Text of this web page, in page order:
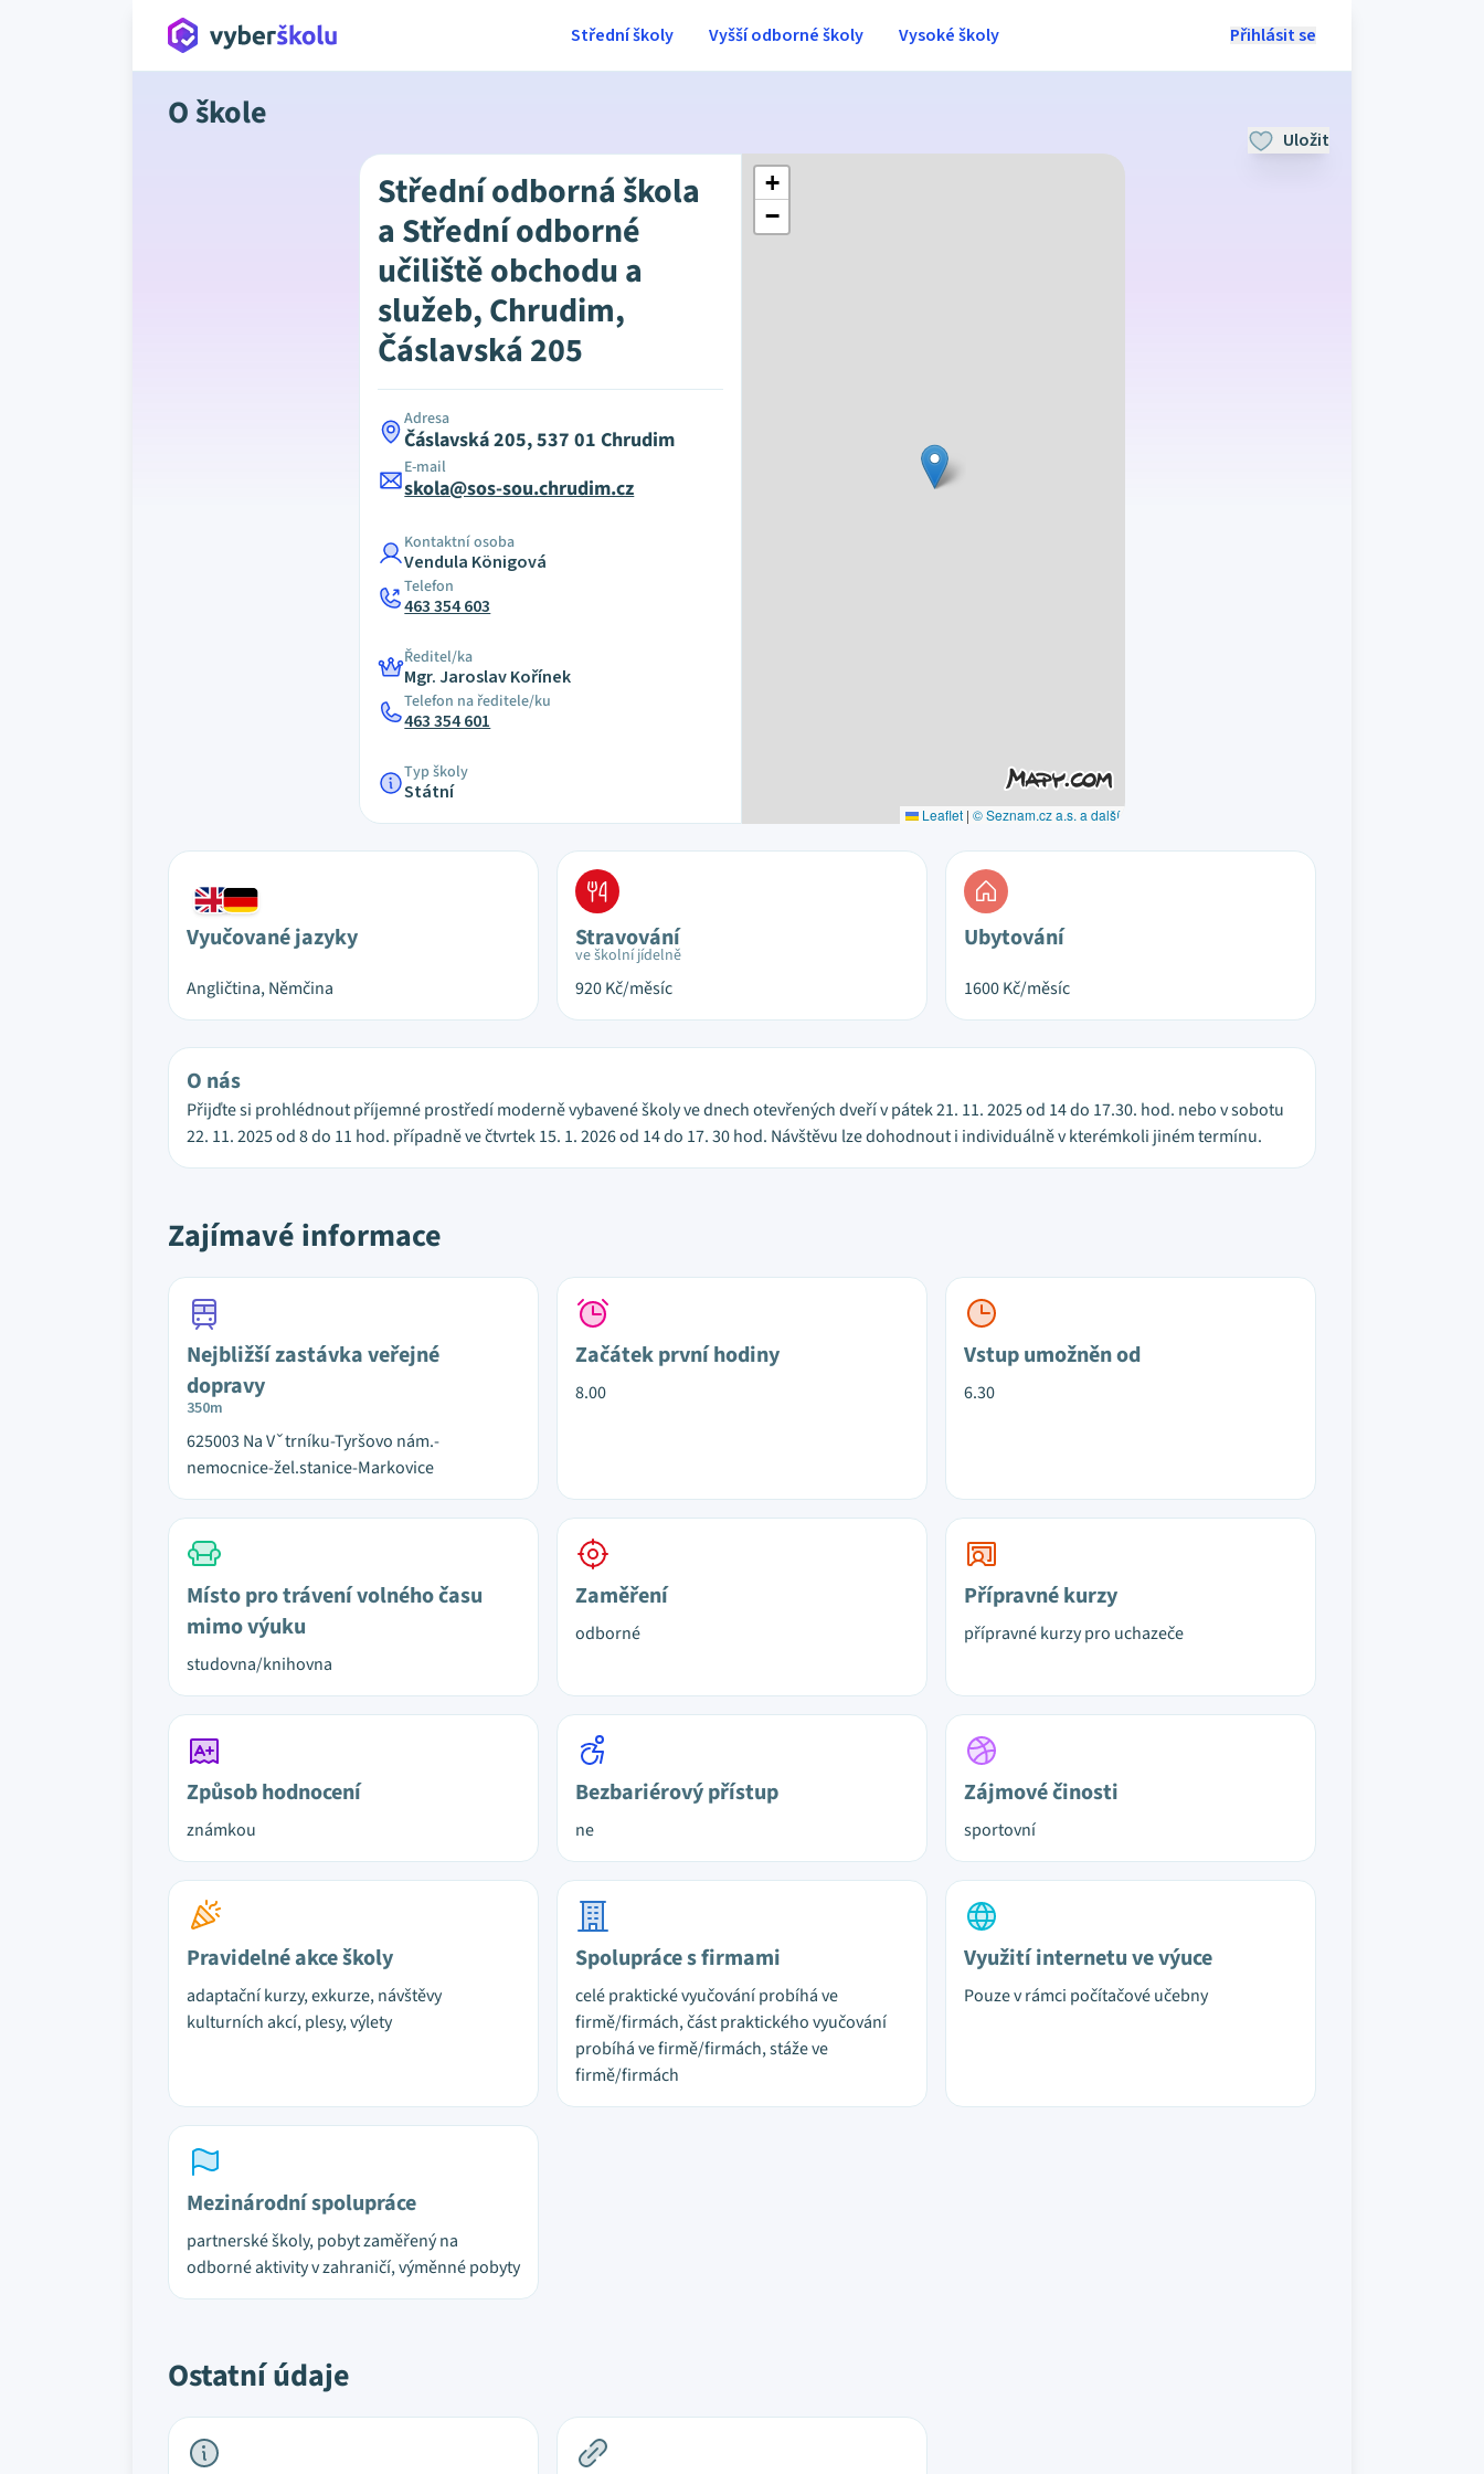
Přihlásit se
Střední školy Vyšší odborné školy Vysoké školy
O škole
Uložit
Střední odborná škola
a Střední odborné
učiliště obchodu a
služeb, Chrudim,
Čáslavská 205
Adresa
Čáslavská 205, 537 01 Chrudim
E-mail
skola@sos-sou.chrudim.cz
Kontaktní osoba
Vendula Königová
Telefon
463 354 603
Ředitel/ka
Mgr. Jaroslav Kořínek
Telefon na ředitele/ku
463 354 601
Typ školy
Státní
+
−
Leaflet | © Seznam.cz a.s. a další
Vyučované jazyky
Angličtina, Němčina
Stravování
ve školní jídelně
920Kč/měsíc
Ubytování
1600Kč/měsíc
O nás
Přijďte si prohlédnout příjemné prostředí moderně vybavené školy ve dnech otevřených dveří v pátek 21. 11. 2025 od 14 do 17.30. hod. nebo v sobotu
22. 11. 2025 od 8 do 11 hod. případně ve čtvrtek 15. 1. 2026 od 14 do 17. 30 hod. Návštěvu lze dohodnout i individuálně v kterémkoli jiném termínu.
Zajímavé informace
Nejbližší zastávka veřejné
dopravy
350m
625003 Na Vˇtrníku-Tyršovo nám.-
nemocnice-žel.stanice-Markovice
Začátek první hodiny
8.00
Vstup umožněn od
6.30
Místo pro trávení volného času
mimo výuku
studovna/knihovna
Zaměření
odborné
Přípravné kurzy
přípravné kurzy pro uchazeče
Způsob hodnocení
známkou
Bezbariérový přístup
ne
Zájmové činosti
sportovní
Pravidelné akce školy
adaptační kurzy, exkurze, návštěvy
kulturních akcí, plesy, výlety
Spolupráce s firmami
celé praktické vyučování probíhá ve
firmě/firmách, část praktického vyučování
probíhá ve firmě/firmách, stáže ve
firmě/firmách
Využití internetu ve výuce
Pouze v rámci počítačové učebny
Mezinárodní spolupráce
partnerské školy, pobyt zaměřený na
odborné aktivity v zahraničí, výměnné pobyty
Ostatní údaje